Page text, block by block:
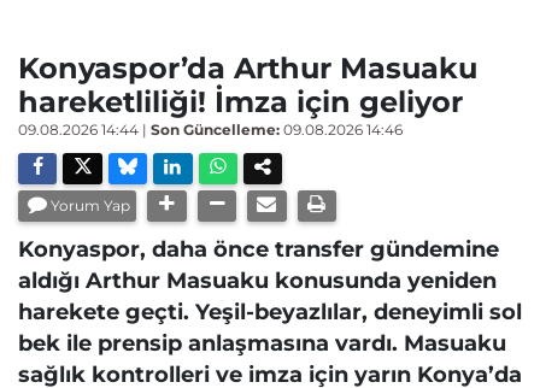
Konyaspor’da Arthur Masuaku
hareketliliği! İmza için geliyor
09.08.2026 14:44 | Son Güncelleme: 09.08.2026 14:46
Yorum Yap
Konyaspor, daha önce transfer gündemine
aldığı Arthur Masuaku konusunda yeniden
harekete geçti. Yeşil-beyazlılar, deneyimli sol
bek ile prensip anlaşmasına vardı. Masuaku
sağlık kontrolleri ve imza için yarın Konya’da